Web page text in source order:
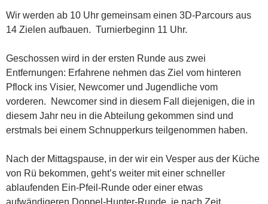
Wir werden ab 10 Uhr gemeinsam einen 3D-Parcours aus
14 Zielen aufbauen. Turnierbeginn 11 Uhr.
Geschossen wird in der ersten Runde aus zwei
Entfernungen: Erfahrene nehmen das Ziel vom hinteren
Pflock ins Visier, Newcomer und Jugendliche vom
vorderen. Newcomer sind in diesem Fall diejenigen, die in
diesem Jahr neu in die Abteilung gekommen sind und
erstmals bei einem Schnupperkurs teilgenommen haben.
Nach der Mittagspause, in der wir ein Vesper aus der Küche
von Rü bekommen, geht’s weiter mit einer schneller
ablaufenden Ein-Pfeil-Runde oder einer etwas
aufwändigeren Doppel-Hunter-Runde, je nach Zeit.